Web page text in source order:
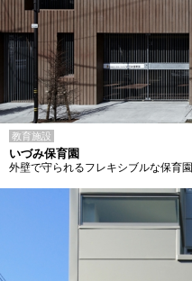
教育施設
いづみ保育園
外壁で守られるフレキシブルな保育園